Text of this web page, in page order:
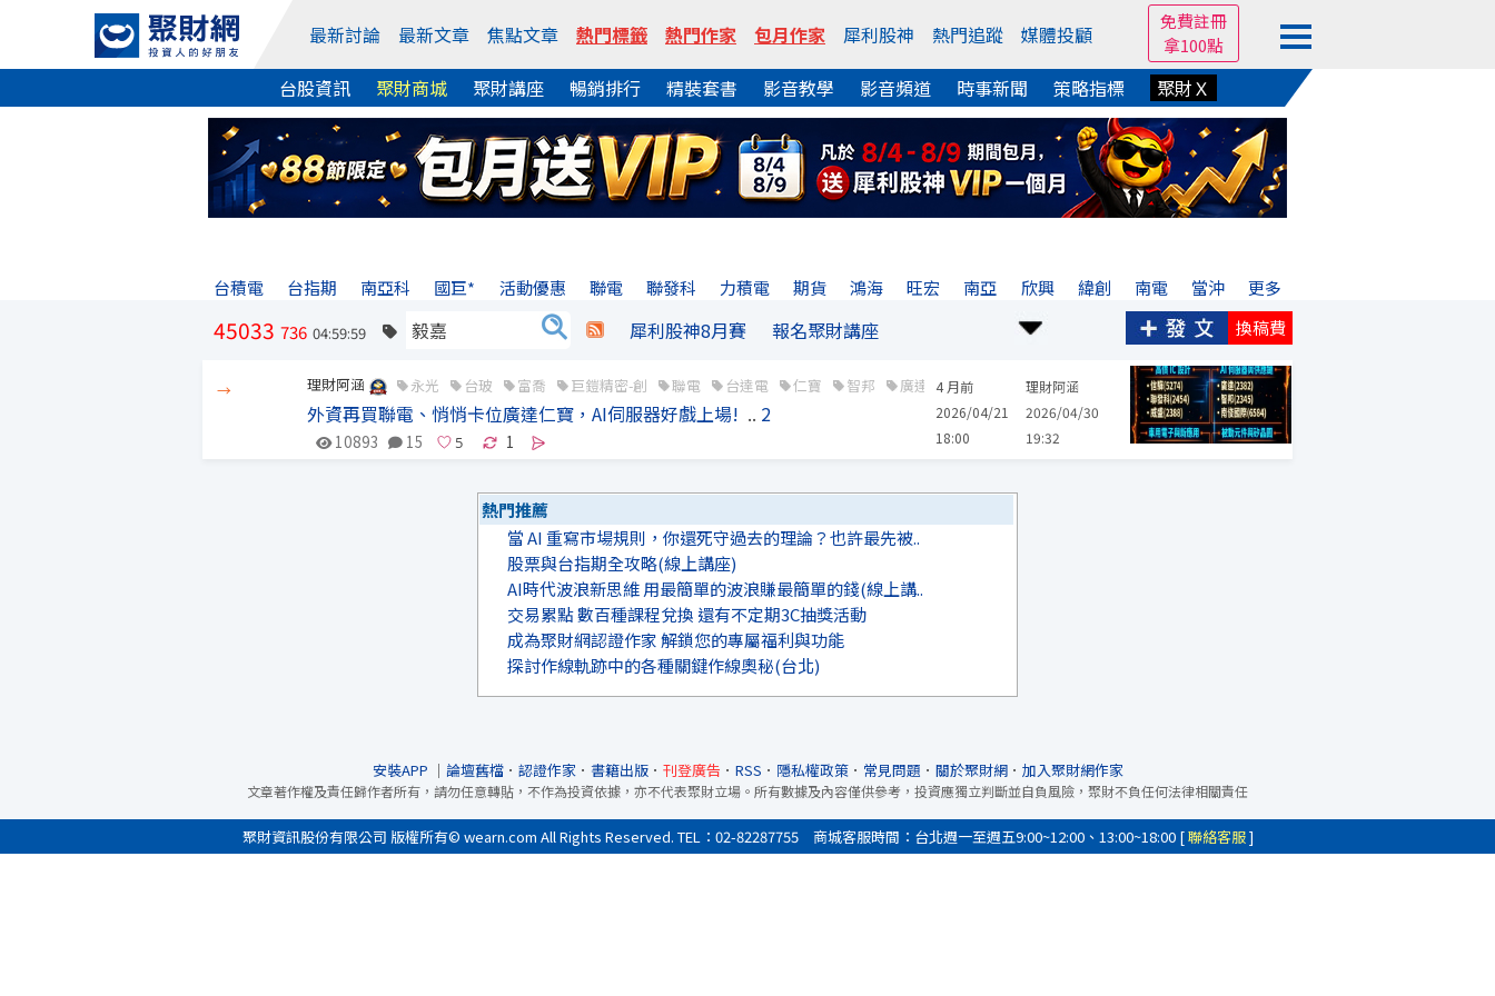
最新討論 最新文章 焦點文章 熱門標籤 熱門作家 包月作家 犀利股神 熱門追蹤 媒體投顧
免費註冊
拿100點
台股資訊 聚財商城 聚財講座 暢銷排行 精裝套書 影音教學 影音頻道 時事新聞 策略指標 聚財Ｘ
台積電 台指期 南亞科 國巨* 活動優惠 聯電 聯發科 力積電 期貨 鴻海 旺宏 南亞 欣興 緯創 南電 當沖 更多
45033 736 04:59:59 犀利股神8月賽 報名聚財講座 換稿費
→ 理財阿涵 永光 台玻 富喬 巨鎧精密-創 聯電 台達電 仁寶 智邦 廣達 威盛 毅嘉 聯發科 臺企銀 台嘉碩 信驊
4 月前
2026/04/21
18:00
外資再買聯電、悄悄卡位廣達仁寶，AI伺服器好戲上場! .. 2
10893 15 1
理財阿涵
2026/04/30
19:32
熱門推薦
當 AI 重寫市場規則，你還死守過去的理論？也許最先被..
股票與台指期全攻略(線上講座)
AI時代波浪新思維 用最簡單的波浪賺最簡單的錢(線上講..
交易累點 數百種課程兌換 還有不定期3C抽獎活動
成為聚財網認證作家 解鎖您的專屬福利與功能
探討作線軌跡中的各種關鍵作線奧秘(台北)
安裝APP ｜ 論壇舊檔． 認證作家． 書籍出版． 刊登廣告 ． RSS ． 隱私權政策． 常見問題 ． 關於聚財網． 加入聚財網作家
文章著作權及責任歸作者所有，請勿任意轉貼，不作為投資依據，亦不代表聚財立場。所有數據及內容僅供參考，投資應獨立判斷並自負風險，聚財不負任何法律相關責任
聚財資訊股份有限公司 版權所有© wearn.com All Rights Reserved. TEL：02-82287755 商城客服時間：台北週一至週五9:00~12:00、13:00~18:00 [聯絡客服]